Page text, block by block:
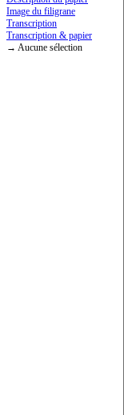
Image du filigrane
Transcription
Transcription & papier
→ Aucune sélection